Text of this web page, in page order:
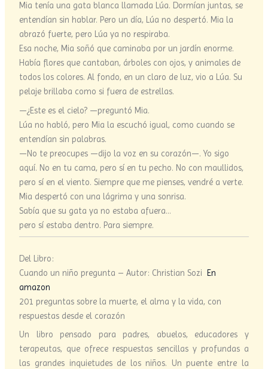
Mia tenía una gata blanca llamada Lúa. Dormían juntas, se
entendían sin hablar. Pero un día, Lúa no despertó. Mia la
abrazó fuerte, pero Lúa ya no respiraba.
Esa noche, Mia soñó que caminaba por un jardín enorme.
Había flores que cantaban, árboles con ojos, y animales de
todos los colores. Al fondo, en un claro de luz, vio a Lúa. Su
pelaje brillaba como si fuera de estrellas.
—¿Este es el cielo? —preguntó Mia.
Lúa no habló, pero Mia la escuchó igual, como cuando se
entendían sin palabras.
—No te preocupes —dijo la voz en su corazón—. Yo sigo
aquí. No en tu cama, pero sí en tu pecho. No con maullidos,
pero sí en el viento. Siempre que me pienses, vendré a verte.
Mia despertó con una lágrima y una sonrisa.
Sabía que su gata ya no estaba afuera…
pero sí estaba dentro. Para siempre.
Del Libro:
Cuando un niño pregunta – Autor: Christian Sozi En
amazon
201 preguntas sobre la muerte, el alma y la vida, con
respuestas desde el corazón
Un libro pensado para padres, abuelos, educadores y
terapeutas, que ofrece respuestas sencillas y profundas a
las grandes inquietudes de los niños. Un puente entre la